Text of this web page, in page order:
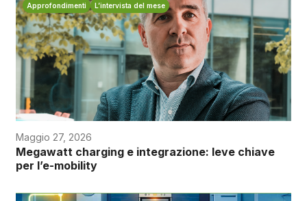
Approfondimenti L’intervista del mese
Maggio 27, 2026
Megawatt charging e integrazione: leve chiave
per l’e-mobility